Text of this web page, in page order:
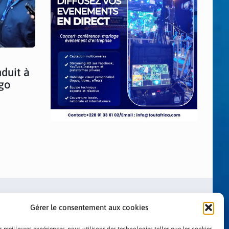
Gérer le consentement aux cookies
à